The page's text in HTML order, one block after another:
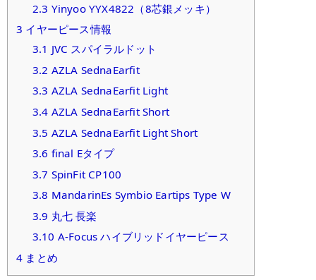
2.3 Yinyoo YYX4822（8芯銀メッキ）
3 イヤーピース情報
3.1 JVC スパイラルドット
3.2 AZLA SednaEarfit
3.3 AZLA SednaEarfit Light
3.4 AZLA SednaEarfit Short
3.5 AZLA SednaEarfit Light Short
3.6 final Eタイプ
3.7 SpinFit CP100
3.8 MandarinEs Symbio Eartips Type W
3.9 丸七 長楽
3.10 A-Focus ハイブリッドイヤーピース
4 まとめ